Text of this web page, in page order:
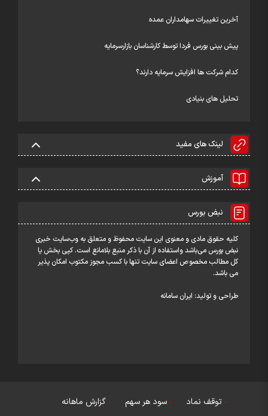
آخرین تغییرات سهامداران عمده
پیش بینی بورس فردا توسط کارشناسان بازارسرمایه
کدام شرکت ها افزایش سرمایه دارند؟
تحلیل های بنیادی
لینک های مفید
آموزش
نبض بورس
کلیه حقوق مادی و معنوی این سایت محفوظ و متعلق به وب‌سایت خبری
نبض بورس می‌باشد واستفاده از آن با ذکر منبع بلامانع است. کپی بخش یا
کل مطالب مخصوص اعضای سایت تنها با کسب مجوز مکتوب امکان پذیر
می باشد.
طراحی و تولید: ایران سامانه
توقف نماد سود هر سهم
گزارش ماهانه